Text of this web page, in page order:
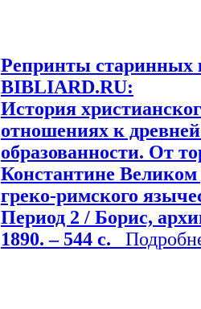
Репринты старинных
BIBLIARD.RU:
История
отношениях к
образованности. От
Константине Великом
греко-римского
Период 2 / Борис,
1890. – 544 с.